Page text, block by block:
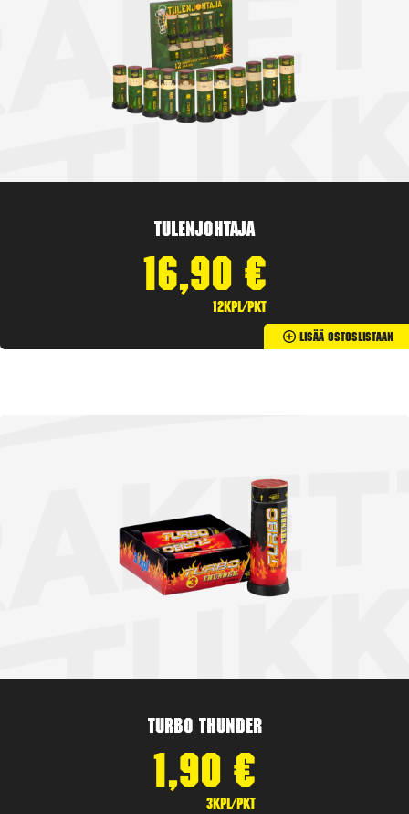
Tulenjohtaja
16,90 €
12kpl/pkt
Lisää Ostoslistaan
Turbo Thunder
1,90 €
3kpl/pkt